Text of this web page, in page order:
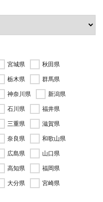
宮城県
秋田県
栃木県
群馬県
神奈川県
新潟県
石川県
福井県
三重県
滋賀県
奈良県
和歌山県
広島県
山口県
高知県
福岡県
大分県
宮崎県